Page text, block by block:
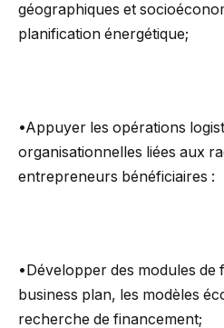
géographiques et
planification énergétique;
•Appuyer les opérations
organisationnelles liées aux
entrepreneurs bénéficiaires :
•Développer des modules de
business plan, les modèles
recherche de financement;